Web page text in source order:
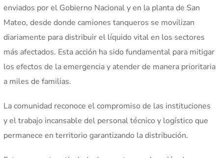
enviados por el Gobierno Nacional y en la planta de San
Mateo, desde donde camiones tanqueros se movilizan
diariamente para distribuir el líquido vital en los sectores
más afectados. Esta acción ha sido fundamental para mitigar
los efectos de la emergencia y atender de manera prioritaria
a miles de familias.
La comunidad reconoce el compromiso de las instituciones
y el trabajo incansable del personal técnico y logístico que
permanece en territorio garantizando la distribución.